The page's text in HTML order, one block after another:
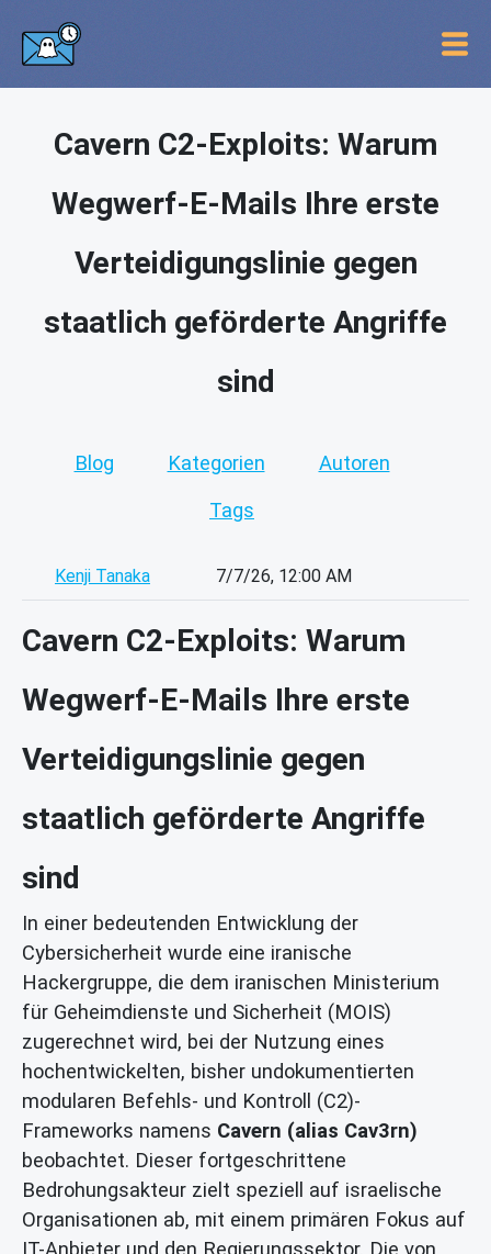
Cavern C2-Exploits: Warum
Wegwerf-E-Mails Ihre erste
Verteidigungslinie gegen
staatlich geförderte Angriffe
sind
Blog Kategorien Autoren
Tags
Kenji Tanaka 7/7/26, 12:00 AM
Cavern C2-Exploits: Warum
Wegwerf-E-Mails Ihre erste
Verteidigungslinie gegen
staatlich geförderte Angriffe
sind
In einer bedeutenden Entwicklung der
Cybersicherheit wurde eine iranische
Hackergruppe, die dem iranischen Ministerium
für Geheimdienste und Sicherheit (MOIS)
zugerechnet wird, bei der Nutzung eines
hochentwickelten, bisher undokumentierten
modularen Befehls- und Kontroll (C2)-
Frameworks namens Cavern (alias Cav3rn)
beobachtet. Dieser fortgeschrittene
Bedrohungsakteur zielt speziell auf israelische
Organisationen ab, mit einem primären Fokus auf
IT-Anbieter und den Regierungssektor. Die von